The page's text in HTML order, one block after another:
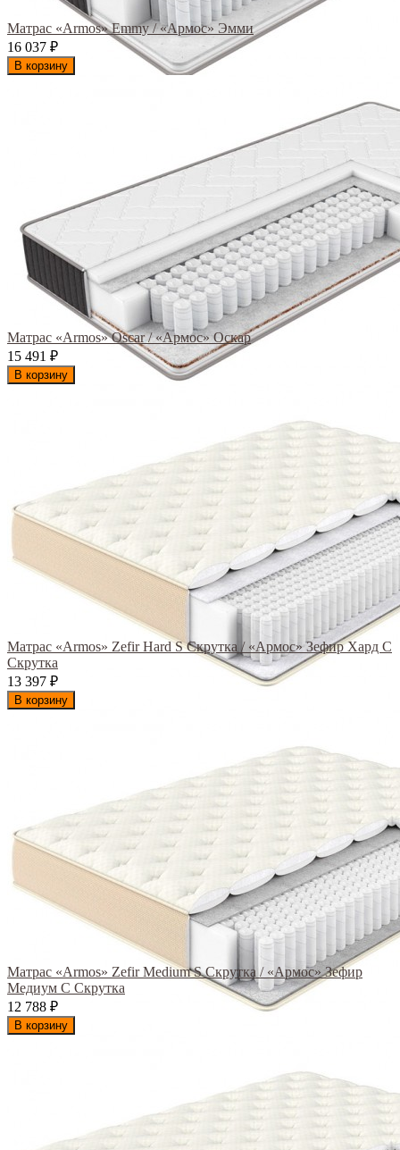
Матрас «Armos» Emmy / «Армос» Эмми
16 037 ₽
В корзину
Матрас «Armos» Oscar / «Армос» Оскар
15 491
₽
В корзину
Матрас «Armos» Zefir Hard S Скрутка / «Армос» Зефир Хард С
Скрутка
13 397 ₽
В корзину
Матрас «Armos» Zefir Medium S Скрутка / «Армос» Зефир
Медиум С Скрутка
12 788 ₽
В корзину